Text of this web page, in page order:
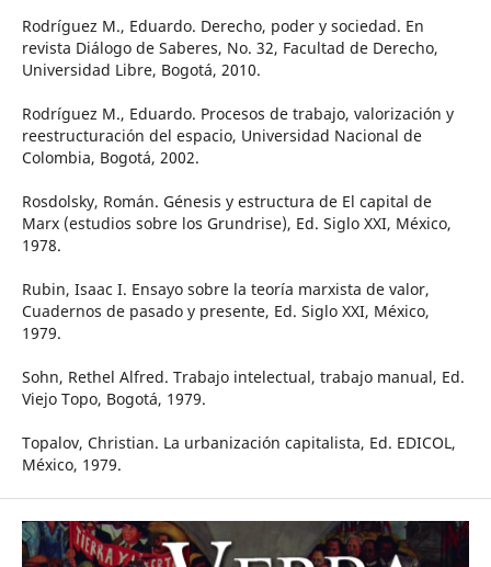
Rodríguez M., Eduardo. Derecho, poder y sociedad. En
revista Diálogo de Saberes, No. 32, Facultad de Derecho,
Universidad Libre, Bogotá, 2010.
Rodríguez M., Eduardo. Procesos de trabajo, valorización y
reestructuración del espacio, Universidad Nacional de
Colombia, Bogotá, 2002.
Rosdolsky, Román. Génesis y estructura de El capital de
Marx (estudios sobre los Grundrise), Ed. Siglo XXI, México,
1978.
Rubin, Isaac I. Ensayo sobre la teoría marxista de valor,
Cuadernos de pasado y presente, Ed. Siglo XXI, México,
1979.
Sohn, Rethel Alfred. Trabajo intelectual, trabajo manual, Ed.
Viejo Topo, Bogotá, 1979.
Topalov, Christian. La urbanización capitalista, Ed. EDICOL,
México, 1979.